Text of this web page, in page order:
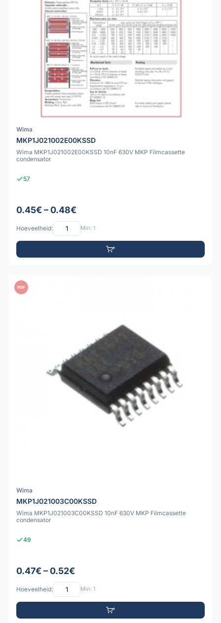
Wima
MKP1J021002E00KSSD
Wima MKP1J021002E00KSSD 10nF 630V MKP Filmcassette
condensator
57
0.45€ – 0.48€
Hoeveelheid: Min: 1
PDF
Wima
MKP1J021003C00KSSD
Wima MKP1J021003C00KSSD 10nF 630V MKP Filmcassette
condensator
49
0.47€ – 0.52€
Hoeveelheid: Min: 1